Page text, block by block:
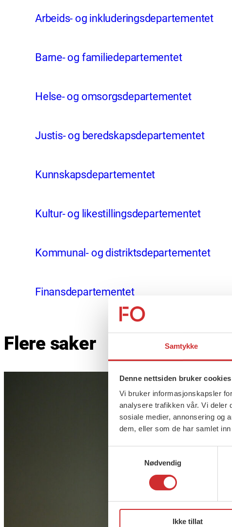
Samtykke
Denne nettsiden bruker cookies
Vi bruker informasjonskapsler
analysere trafikken vår. Vi deler
sosiale medier, annonsering og
dem, eller som de har samlet
Nødvendig
Ikke tillat
Arbeids- og inkluderingsdepartementet
Barne- og familiedepartementet
Helse- og omsorgsdepartementet
Justis- og beredskapsdepartementet
Kunnskapsdepartementet
Kultur- og likestillingsdepartementet
Kommunal- og distriktsdepartementet
Finansdepartementet
Flere saker